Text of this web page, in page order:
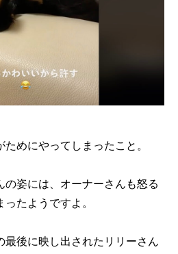
めにやってしまったこと。
の姿には、オーナーさんも怒る
たようですよ。
最後に映し出されたリリーさん